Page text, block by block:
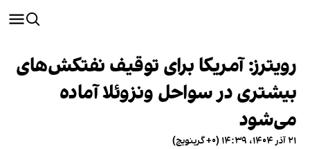
رویترز: آمریکا برای توقیف نفتکش‌های
بیشتری در سواحل ونزوئلا آماده
می‌شود
۲۱ آذر ۱۴۰۴، ۱۴:۳۹ (‎+۰ گرینویچ)